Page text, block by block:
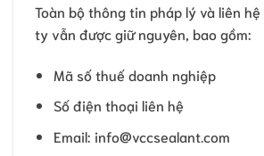
Toàn bộ thông tin pháp lý và liên
ty vẫn được giữ nguyên, bao gồm:
Mã số thuế doanh nghiệp
Số điện thoại liên hệ
Email: info@vccsealant.com